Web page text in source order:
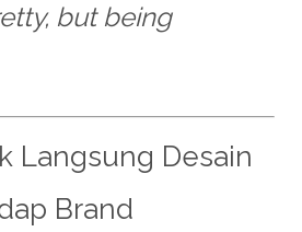
but being
Langsung Desain
Brand